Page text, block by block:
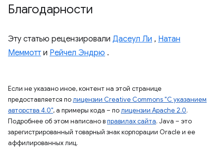
Благодарности
Эту статью рецензировали Дасеул Ли , Натан
Меммотт и Рейчел Эндрю .
Если не указано иное, контент на этой странице
предоставляется полицензии Creative Commons "С указанием
авторства 4.0", а примеры кода – полицензии Apache 2.0.
Подробнее об этом написано вправилах сайта. Java – это
зарегистрированный товарный знак корпорации Oracle и ее
аффилированных лиц.